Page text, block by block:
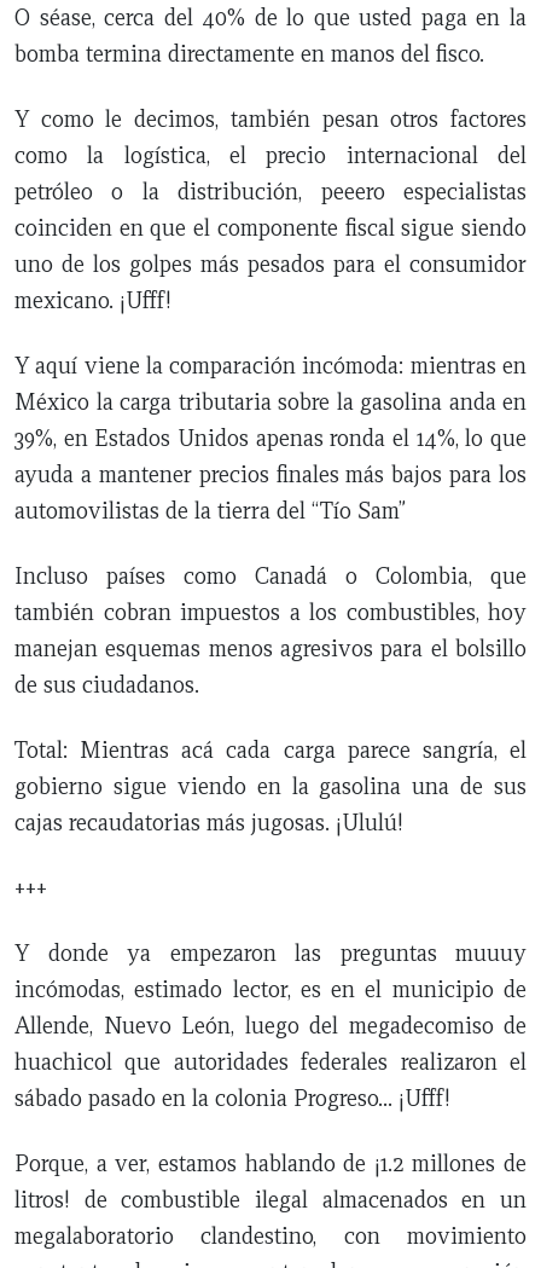
O séase, cerca del 40% de lo que usted paga en la
bomba termina directamente en manos del fisco.
Y como le decimos, también pesan otros factores
como la logística, el precio internacional del
petróleo o la distribución, peeero especialistas
coinciden en que el componente fiscal sigue siendo
uno de los golpes más pesados para el consumidor
mexicano. ¡Ufff!
Y aquí viene la comparación incómoda: mientras en
México la carga tributaria sobre la gasolina anda en
39%, en Estados Unidos apenas ronda el 14%, lo que
ayuda a mantener precios finales más bajos para los
automovilistas de la tierra del “Tío Sam”
Incluso países como Canadá o Colombia, que
también cobran impuestos a los combustibles, hoy
manejan esquemas menos agresivos para el bolsillo
de sus ciudadanos.
Total: Mientras acá cada carga parece sangría, el
gobierno sigue viendo en la gasolina una de sus
cajas recaudatorias más jugosas. ¡Ululú!
+++
Y donde ya empezaron las preguntas muuuy
incómodas, estimado lector, es en el municipio de
Allende, Nuevo León, luego del megadecomiso de
huachicol que autoridades federales realizaron el
sábado pasado en la colonia Progreso… ¡Ufff!
Porque, a ver, estamos hablando de ¡1.2 millones de
litros! de combustible ilegal almacenados en un
megalaboratorio clandestino, con movimiento